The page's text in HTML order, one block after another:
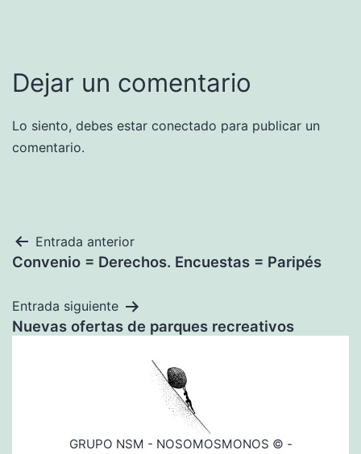
Dejar un comentario
Lo siento, debes estar conectado para publicar un
comentario.
Navegación
de
entradas
Entrada anterior
Convenio = Derechos. Encuestas = Paripés
Entrada siguiente
Nuevas ofertas de parques recreativos
GRUPO NSM - NOSOMOSMONOS © -